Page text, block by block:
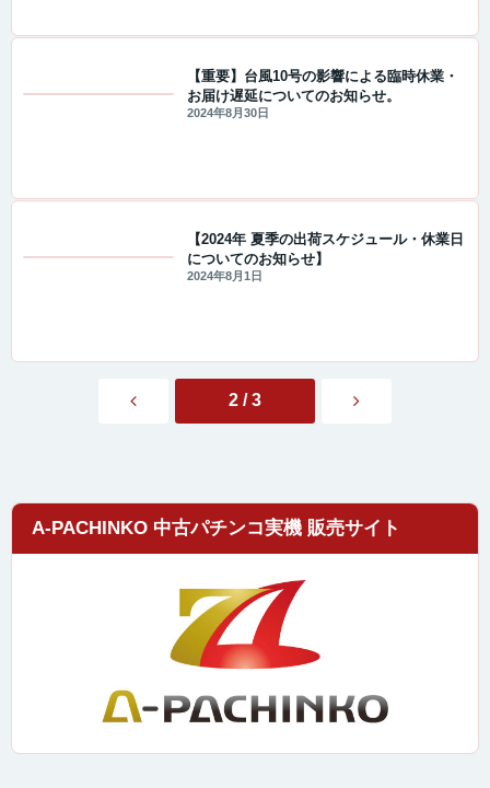
【重要】台風10号の影響による臨時休業・
お届け遅延についてのお知らせ。
2024年8月30日
【2024年 夏季の出荷スケジュール・休業日
についてのお知らせ】
2024年8月1日
2 / 3
A-PACHINKO 中古パチンコ実機 販売サイト